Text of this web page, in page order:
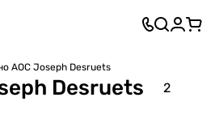
AOC Joseph Desruets
Desruets 2